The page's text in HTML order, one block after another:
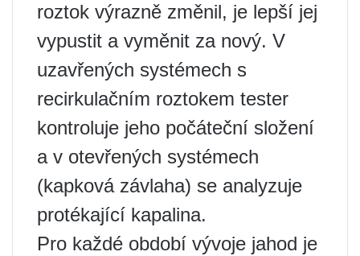
roztok výrazně změnil, je lepší jej
vypustit a vyměnit za nový. V
uzavřených systémech s
recirkulačním roztokem tester
kontroluje jeho počáteční složení
a v otevřených systémech
(kapková závlaha) se analyzuje
protékající kapalina.
Pro každé období vývoje jahod je